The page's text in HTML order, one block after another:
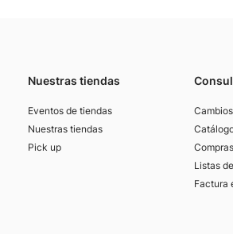
Nuestras tiendas
Eventos de tiendas
Nuestras tiendas
Pick up
Listas
Factura